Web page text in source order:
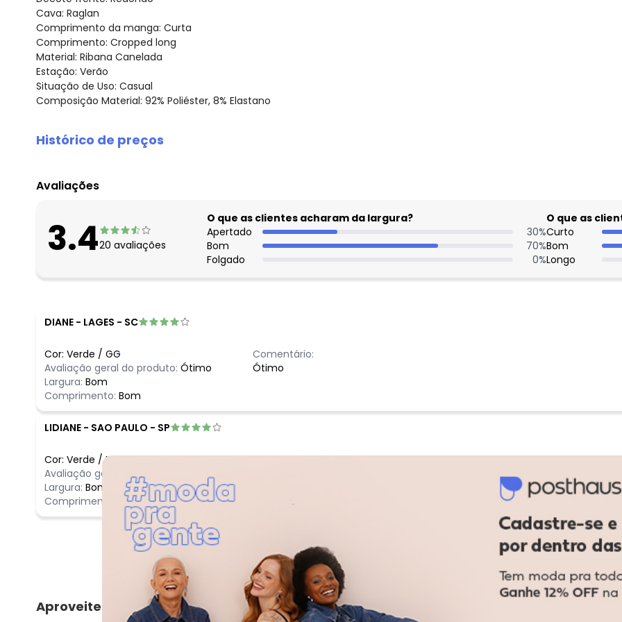
Cava: Raglan
Comprimento da manga: Curta
Comprimento: Cropped long
Material: Ribana Canelada
Estação: Verão
Situação de Uso: Casual
Composição Material: 92% Poliéster, 8% Elastano
Histórico de preços
agosto/2026
maio/2026
abril/2026
fevereiro/2026
Avaliações
3.420 avaliações
O que as clientes acharam da largura?
Apertado
30%
Bom
70%
Folgado
0%
O que as
Curto
Bom
Longo
DIANE - LAGES - SC
Cor: Verde / GG
Avaliação geral do produto: Ótimo
Largura: Bom
Comprimento: Bom
Comentário:
Ótimo
LIDIANE - SAO PAULO - SP
Cor: Verde /M
Avaliação geral do produto:
Ótimo
Largura: Bom
Comprimento:
Bom
Comentário:
Ver todas as avaliações
Aproveite e compre junto